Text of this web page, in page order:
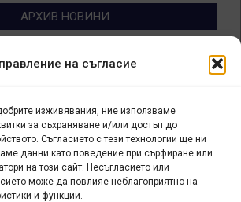
на съгласие
изживявания, ние използваме
за съхраняване и/или достъп до
Съгласието с тези технологии ще ни
данни като поведение при сърфиране или
на този сайт. Несъгласието или
може да повлияе неблагоприятно на
и функции.
АРХИВ НОВИНИ
БИЗНЕС
– магазин за изкуство
ИНФОРМАЦИОНЕН БИЗНЕС
КЛЪСТЕР